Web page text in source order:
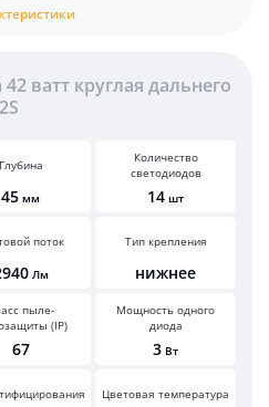
ватт круглая дальнего
Глубина
45 мм
Количество
светодиодов
14 шт
поток
Лм
Тип крепления
нижнее
пыле-
(IP)
67
Мощность одного
диода
3 Вт
Цветовая температура